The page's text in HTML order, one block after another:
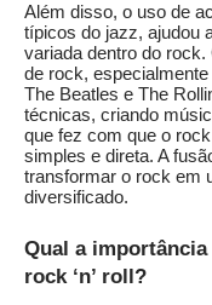
Além disso, o uso de
típicos do jazz, ajudou
variada dentro do
de rock,
The Beatles e The
técnicas, criando
que fez com que o
simples e direta. A
transformar o rock em
diversificado.
Qual a
rock ‘n’ roll?